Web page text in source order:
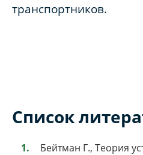
транспортников.
Список
Бейтман Г., Теория